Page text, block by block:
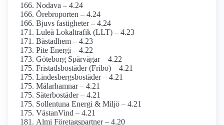
Nodava – 4.24
Örebroporten – 4.24
Bjuvs fastigheter – 4.24
Luleå Lokaltrafik (LLT) – 4.23
Båstadhem – 4.23
Pite Energi – 4.22
Göteborg Spårvägar – 4.22
Fristadsbostäder (Fribo) – 4.21
Lindesbergsbostäder – 4.21
Mälarhamnar – 4.21
Säterbostäder – 4.21
Sollentuna Energi & Miljö – 4.21
VästanVind – 4.21
Almi Företagspartner – 4.20